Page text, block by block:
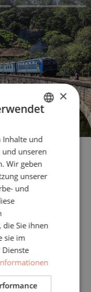
ENGLISH
GERMAN
×
Inhalte und
und unseren
Wir geben
unserer
und
Sie ihnen
sie im